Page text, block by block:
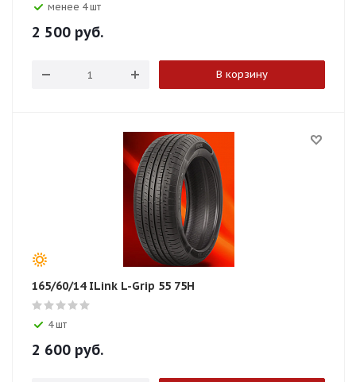
менее 4 шт
2 500 руб.
В корзину
165/60/14 ILink L-Grip 55 75H
4 шт
2 600 руб.